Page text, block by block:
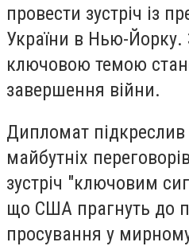
провести зустріч із
України в Нью-Йорку.
ключовою темою
завершення війни.
Дипломат підкреслив
майбутніх
зустріч "ключовим
що США прагнуть до
просування у